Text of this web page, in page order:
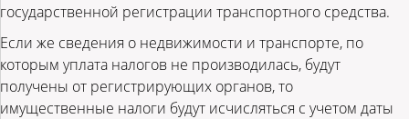
государственной регистрации транспортного средства.
Если же сведения о недвижимости и транспорте, по
которым уплата налогов не производилась, будут
получены от регистрирующих органов, то
имущественные налоги будут исчисляться с учетом даты